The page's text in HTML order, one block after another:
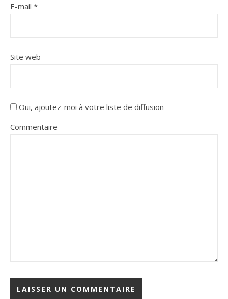
E-mail *
Site web
Oui, ajoutez-moi à votre liste de diffusion
Commentaire